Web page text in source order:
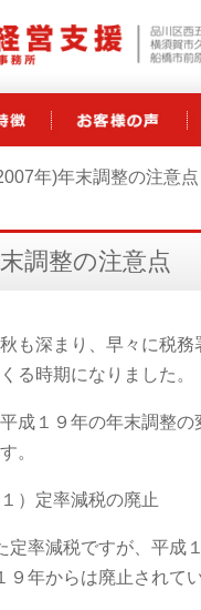
年)年末調整の注意点
調整の注意点
秋も深まり、早々に税務
くる時期になりました。
平成１９年の年末調整の
す。
１）定率減税の廃止
定率減税ですが、平成
年からは廃止されてい